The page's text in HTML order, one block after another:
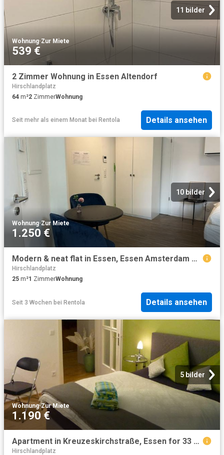
11 bilder
Wohnung·Zur Miete
539 €
2 Zimmer Wohnung in Essen Altendorf
Hirschlandplatz
64 m²2 ZimmerWohnung
Seit mehr als einem Monat bei Rentola Details ansehen
10 bilder
Wohnung·Zur Miete
1.250 €
Modern & neat flat in Essen, Essen Amsterdam Apartments for Rent
Hirschlandplatz
25 m²1 ZimmerWohnung
Seit 3 Wochen bei Rentola Details ansehen
5 bilder
Wohnung·Zur Miete
1.190 €
Apartment in Kreuzeskirchstraße, Essen for 33 m²
Hirschlandplatz